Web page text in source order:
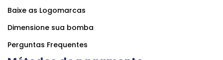
Baixe as Logomarcas
Dimensione sua bomba
Perguntas Frequentes